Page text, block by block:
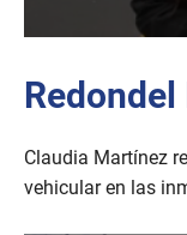
Claudia Martínez
vehicular en las